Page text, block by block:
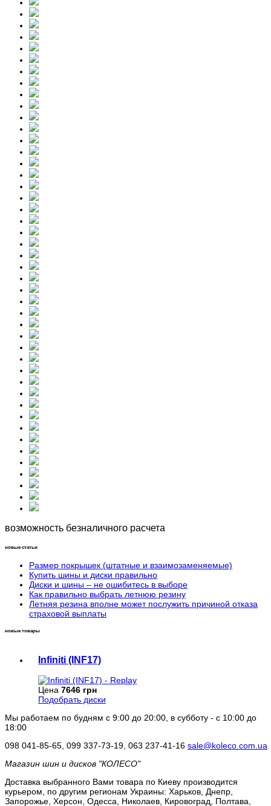
возможность безналичного расчета
новые статьи
Размер покрышек (штатные и взаимозаменяемые)
Купить шины и диски правильно
Диски и шины – не ошибитесь в выборе
Как правильно выбрать летнюю резину
Летняя резина вполне может послужить причиной отказа
страховой выплаты
новые товары
Infiniti (INF17)
Цена 7646 грн
Подобрать диски
Мы работаем по будням с 9:00 до 20:00, в субботу - с 10:00 до
18:00
098 041-85-65, 099 337-73-19, 063 237-41-16 sale@koleco.com.ua
Магазин шин и дисков "КОЛЕСО"
Доставка выбранного Вами товара по Киеву производится
курьером, по другим регионам Украины: Харьков, Днепр,
Запорожье, Херсон, Одесса, Николаев, Кировоград, Полтава,